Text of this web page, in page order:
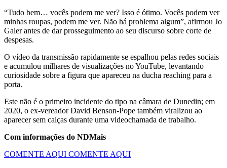
“Tudo bem… vocês podem me ver? Isso é ótimo. Vocês podem ver
minhas roupas, podem me ver. Não há problema algum”, afirmou Jo
Galer antes de dar prosseguimento ao seu discurso sobre corte de
despesas.
O vídeo da transmissão rapidamente se espalhou pelas redes sociais
e acumulou milhares de visualizações no YouTube, levantando
curiosidade sobre a figura que apareceu na ducha reaching para a
porta.
Este não é o primeiro incidente do tipo na câmara de Dunedin; em
2020, o ex-vereador David Benson-Pope também viralizou ao
aparecer sem calças durante uma videochamada de trabalho.
Com informações do NDMais
COMENTE AQUI COMENTE AQUI